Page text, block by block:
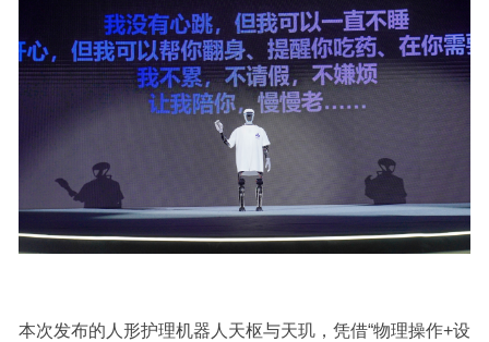
本次发布的人形护理机器人天枢与天玑，凭借“物理操作+设